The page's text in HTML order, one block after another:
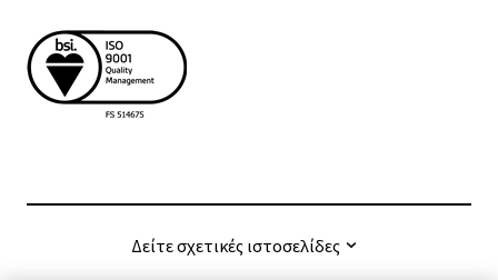
Δείτε σχετικές ιστοσελίδες